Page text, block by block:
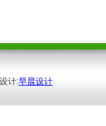
计:早晨设计